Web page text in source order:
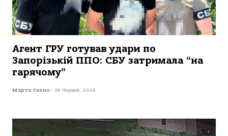
Агент ГРУ готував удари по
Запорізькій ППО: СБУ затримала “на
гарячому”
Марта Сахно - 28 Червня, 2024